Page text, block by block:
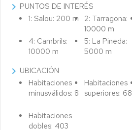
chevron_right PUNTOS DE INTERÉS
1: Salou: 200 m
2: Tarragona:
10000 m
4: Cambrils:
10000 m
5: La Pineda:
5000 m
chevron_right UBICACIÓN
Habitaciones
minusválidos: 8
Habitaciones
superiores: 68
Habitaciones
dobles: 403